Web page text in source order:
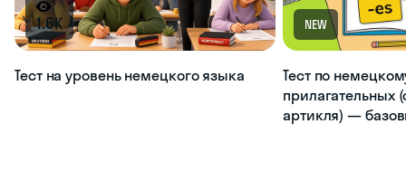
1.6K
Тест на уровень немецкого языка
NEW
Тест по
прилагательных
артикля) —